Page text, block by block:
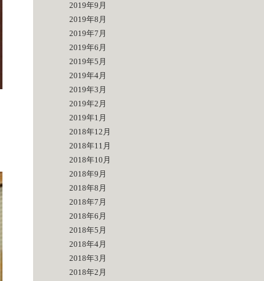
2019年9月
2019年8月
2019年7月
2019年6月
2019年5月
2019年4月
2019年3月
2019年2月
2019年1月
2018年12月
2018年11月
2018年10月
2018年9月
2018年8月
2018年7月
2018年6月
2018年5月
2018年4月
2018年3月
2018年2月